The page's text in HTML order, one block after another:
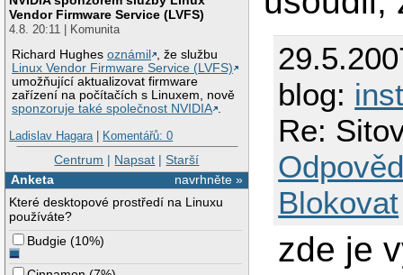
Vendor Firmware Service (LVFS)
4.8. 20:11 | Komunita
Richard Hughesoznámil
, že službu
Linux Vendor Firmware Service (LVFS)
umožňující aktualizovat firmware
zařízení na počítačích s Linuxem, nově
sponzoruje také společnost NVIDIA .
Ladislav Hagara| Komentářů: 0
Centrum | Napsat |Starší
navrhněte »
Anketa
Které desktopové prostředí na Linuxu
používáte?
Budgie (10%)
blog:
Re:
Blokovat
zde je